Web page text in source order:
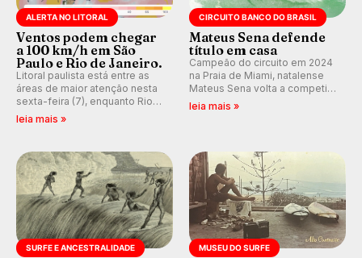
ALERTA NO LITORAL
Ventos podem chegar
a 100 km/h em São
Paulo e Rio de Janeiro.
Litoral paulista está entre as
áreas de maior atenção nesta
sexta-feira (7), enquanto Rio
de Janeiro também recebe
km/h em Itanhaém.
leia mais »
CIRCUITO BANCO DO BRASIL
Mateus Sena defende
título em casa
Campeão do circuito em 2024
na Praia de Miami, natalense
Mateus Sena volta a competir
em casa em busca de manter a
leia mais »
SURFE E ANCESTRALIDADE MUSEU DO SURFE